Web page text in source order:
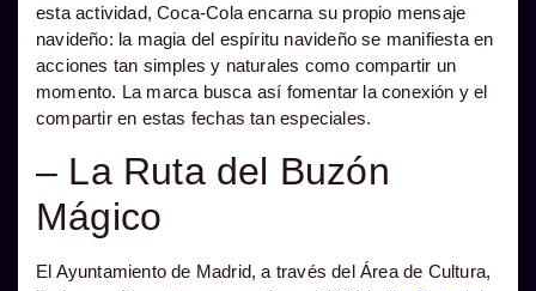
esta actividad, Coca-Cola encarna su propio mensaje
navideño: la magia del espíritu navideño se manifiesta en
acciones tan simples y naturales como compartir un
momento. La marca busca así fomentar la conexión y el
compartir en estas fechas tan especiales.
– La Ruta del Buzón
Mágico
El Ayuntamiento de Madrid, a través del Área de Cultura,